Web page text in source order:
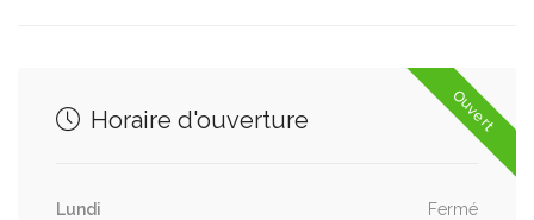
Ouvert
Horaire d'ouverture
Lundi
Fermé